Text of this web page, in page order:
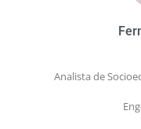
Analista de